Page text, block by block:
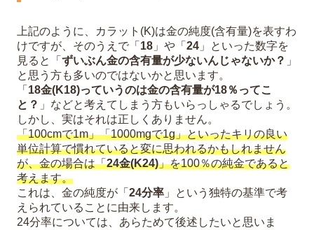
上記のように、カラット(K)は金の純度(含有量)を表すわ
けですが、そのうえで「 18 」や「 24 」といった数字を
見ると「 ずいぶん金の含有量が少ないんじゃないか？ 」
と思う方も多いのではないかと思います。
「 18金(K18)っていうのは金の含有量が18％ってこ
と？ 」などと考えてしまう方もいらっしゃるでしょう。
しかし、実はそれは正しくありません。
「100cmで1m」「1000mgで1g」といったキリの良い
単位計算で慣れていると変に思われるかもしれません
が、金の場合は「24金(K24)」を100％の純金であると
考えます。
これは、金の純度が「 24分率 」という独特の基準で考
えられていることに由来します。
24分率については、あらためて後述したいと思いま